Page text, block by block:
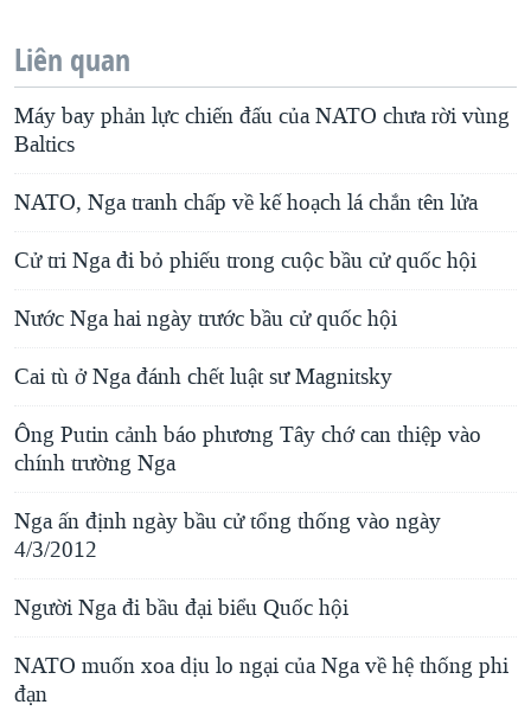
Liên quan
Máy bay phản lực chiến đấu của NATO chưa rời vùng
Baltics
NATO, Nga tranh chấp về kế hoạch lá chắn tên lửa
Cử tri Nga đi bỏ phiếu trong cuộc bầu cử quốc hội
Nước Nga hai ngày trước bầu cử quốc hội
Cai tù ở Nga đánh chết luật sư Magnitsky
Ông Putin cảnh báo phương Tây chớ can thiệp vào
chính trường Nga
Nga ấn định ngày bầu cử tổng thống vào ngày
4/3/2012
Người Nga đi bầu đại biểu Quốc hội
NATO muốn xoa dịu lo ngại của Nga về hệ thống phi
đạn